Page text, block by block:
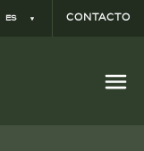
ES CONTACTO